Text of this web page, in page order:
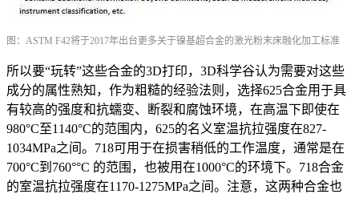
图：ASTM F42将于2017年出台更多关于镍基超合金的激光粉末床融化加工标准
所以要“玩转”这些合金的3D打印，3D科学谷认为需要对这些
成分的属性熟知，作为粗糙的经验法则，选择625合金用于具
有较高的强度和抗蠕变、断裂和腐蚀环境，在高温下即使在
980°C至1140°C的范围内，625的名义室温抗拉强度在827-
1034MPa之间。718可用于在损害稍低的工作温度，通常是在
700°C到760°°C 的范围，也被用在1000°C的环境下。718合金
的室温抗拉强度在1170-1275MPa之间。注意，这两种合金也